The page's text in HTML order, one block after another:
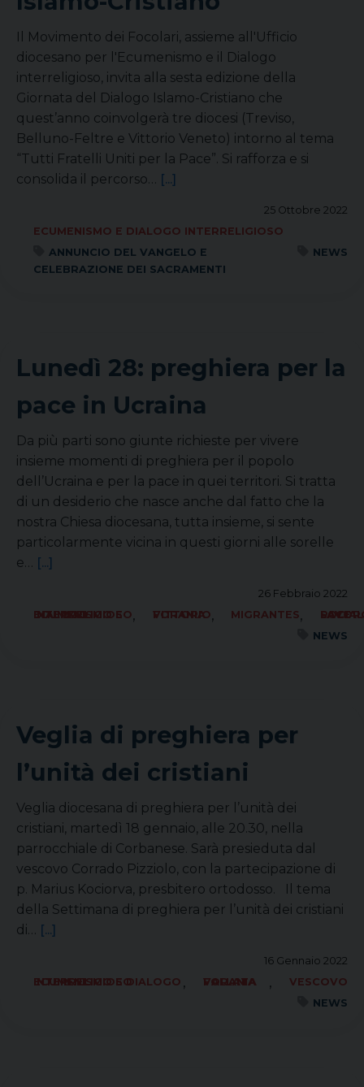
Il Movimento dei Focolari, assieme all'Ufficio
diocesano per l'Ecumenismo e il Dialogo
interreligioso, invita alla sesta edizione della
Giornata del Dialogo Islamo-Cristiano che
quest’anno coinvolgerà tre diocesi (Treviso,
Belluno-Feltre e Vittorio Veneto) intorno al tema
“Tutti Fratelli Uniti per la Pace”. Si rafforza e si
consolida il percorso… [...]
25 Ottobre 2022
ECUMENISMO E DIALOGO INTERRELIGIOSO
ANNUNCIO DEL VANGELO E
CELEBRAZIONE DEI SACRAMENTI
NEWS
Lunedì 28: preghiera per la
pace in Ucraina
Da più parti sono giunte richieste per vivere
insieme momenti di preghiera per il popolo
dell’Ucraina e per la pace in quei territori. Si tratta
di un desiderio che nasce anche dal fatto che la
nostra Chiesa diocesana, tutta insieme, si sente
particolarmente vicina in questi giorni alle sorelle
e… [...]
26 Febbraio 2022
ECUMENISMO E DIALOGO INTERRELIGIOSO, FORANIA VITTORIO, MIGRANTES,
SOCIALE LAVORO PACE
NEWS
Veglia di preghiera per
l’unità dei cristiani
Veglia diocesana di preghiera per l’unità dei
cristiani, martedì 18 gennaio, alle 20.30, nella
parrocchiale di Corbanese. Sarà presieduta dal
vescovo Corrado Pizziolo, con la partecipazione di
p. Marius Kociorva, presbitero ortodosso. Il tema
della Settimana di preghiera per l’unità dei cristiani
di… [...]
16 Gennaio 2022
ECUMENISMO E DIALOGO INTERRELIGIOSO
, FORANIA VALLATA ,
VESCOVO
NEWS